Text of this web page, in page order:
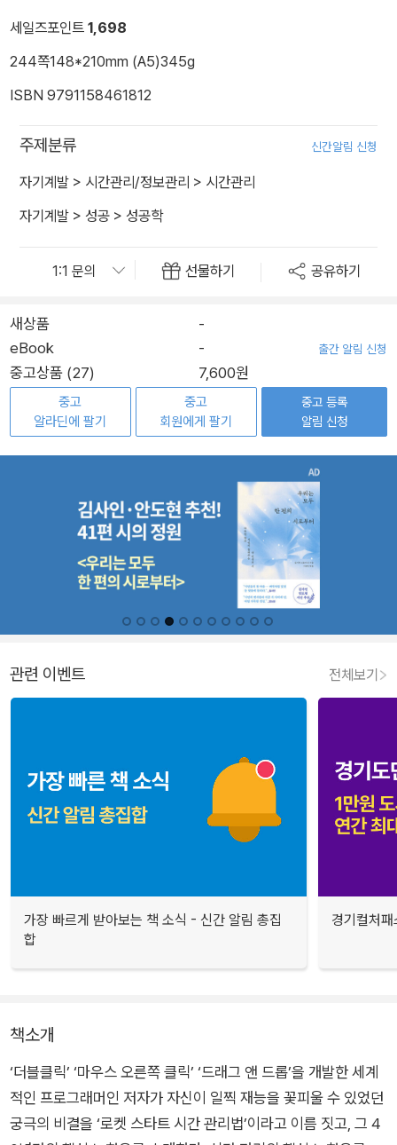
세일즈포인트 1,698
244쪽148*210mm (A5)345g
ISBN 9791158461812
주제분류 신간알림 신청
자기계발 > 시간관리/정보관리 > 시간관리
자기계발 > 성공 > 성공학
선물하기 공유하기
새상품
-
eBook
- 출간 알림 신청
중고상품 (27) 7,600원
중고
알라딘에 팔기
중고
회원에게 팔기
중고 등록
알림 신청
관련 이벤트 전체보기
가장 빠르게 받아보는 책 소식 - 신간 알림 총집
합
경기컬처
책소개
‘더블클릭’ ‘마우스 오른쪽 클릭’ ‘드래그 앤 드롭’을 개발한 세계
적인 프로그래머인 저자가 자신이 일찍 재능을 꽃피울 수 있었던
궁극의 비결을 ‘로켓 스타트 시간 관리법’이라고 이름 짓고, 그 4